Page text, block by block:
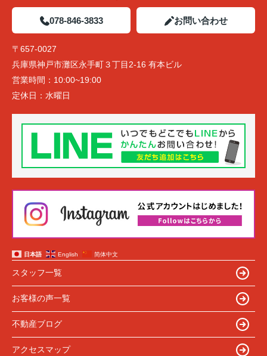
078-846-3833 お問い合わせ
〒657-0027
兵庫県神戸市灘区永手町３丁目2-16 有本ビル
営業時間： 10:00~19:00
定休日： 水曜日
日本語 English 简体中文
スタッフ一覧
お客様の声一覧
不動産ブログ
アクセスマップ